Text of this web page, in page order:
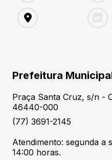
Prefeitura
Praça Santa Cruz, s/n -
46440-000
(77) 3691-2145
Atendimento: segunda a
14:00 horas.